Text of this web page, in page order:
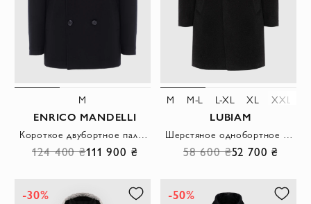
M
ENRICO MANDELLI
Короткое двубортное пальто из кашемира синее мужское
124 400 ₴111 900 ₴
M M-L L-XL XL XXL
LUBIAM
Шерстяное однобортное пальто черное мужское
58 600 ₴52 700 ₴
-30% -50%